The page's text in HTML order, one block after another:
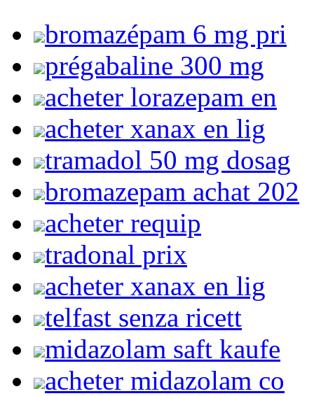
bromazépam 6 mg pri
prégabaline 300 mg
acheter lorazepam en
acheter xanax en lig
tramadol 50 mg dosag
bromazepam achat 202
acheter requip
tradonal prix
acheter xanax en lig
telfast senza ricett
midazolam saft kaufe
acheter midazolam co